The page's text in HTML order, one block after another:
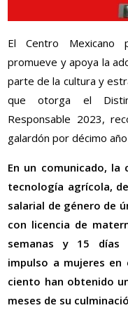
El Centro Mexicano
promueve y apoya la
parte de la cultura y
que otorga el
Responsable 2023,
galardón por décimo
En un comunicado, la
tecnología agrícola,
salarial de género de
con licencia de
semanas y 15 días
impulso a mujeres
ciento han obtenido
meses de su